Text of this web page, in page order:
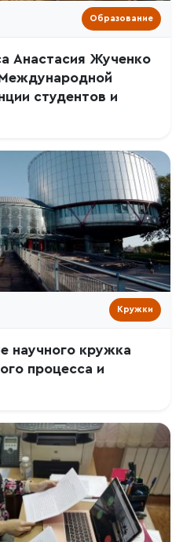
Образование
Анастасия Жученко
студентов и
Кружки
научного кружка
процесса и